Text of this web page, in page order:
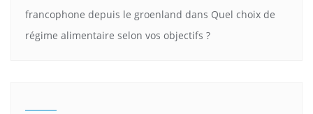
francophone depuis le groenland dans Quel choix de
régime alimentaire selon vos objectifs ?